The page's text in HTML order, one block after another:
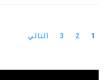
1
2
3 التالي